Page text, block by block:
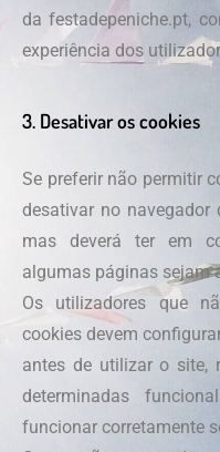
da festadepeniche.pt,
experiência dos
3. Desativar os cookies
Se preferir não permitir
desativar no navegador
mas deverá ter em
algumas páginas sejam
Os utilizadores que
cookies devem
antes de utilizar o site,
determinadas
funcionar corretamente